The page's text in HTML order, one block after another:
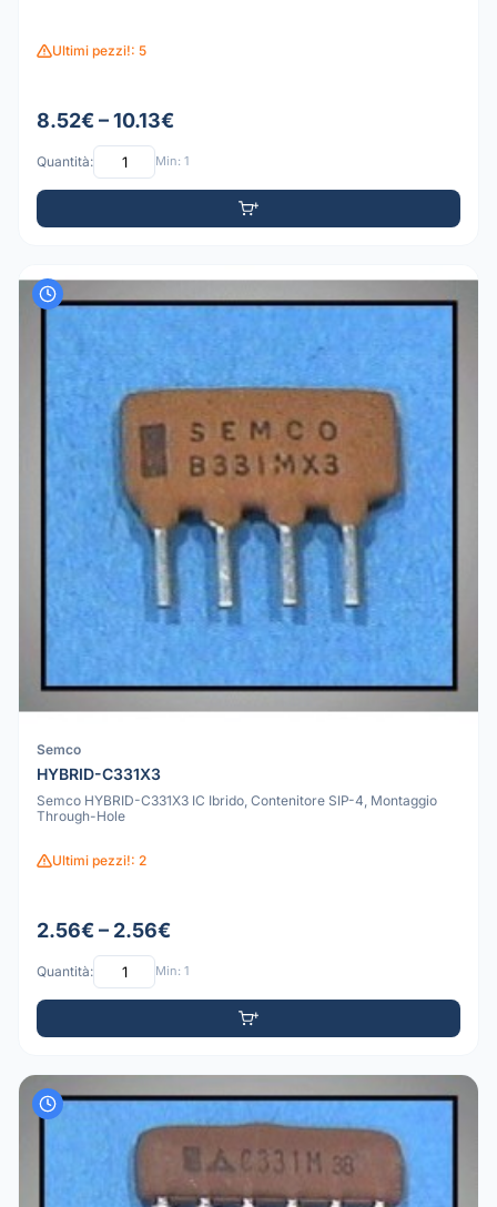
Ultimi pezzi!: 5
8.52€ – 10.13€
Quantità: Min: 1
Semco
HYBRID-C331X3
Semco HYBRID-C331X3 IC Ibrido, Contenitore SIP-4, Montaggio
Through-Hole
Ultimi pezzi!: 2
2.56€ – 2.56€
Quantità: Min: 1